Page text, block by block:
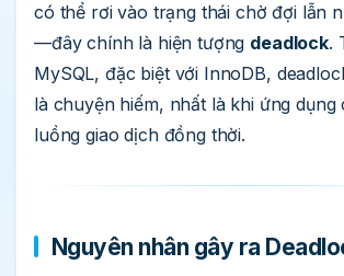
có thể rơi vào trạng thái chờ đợi lẫn
—đây chính là hiện tượng deadlock.
MySQL, đặc biệt với InnoDB,
là chuyện hiếm, nhất là khi ứng dụng
luồng giao dịch đồng thời.
Nguyên nhân gây ra